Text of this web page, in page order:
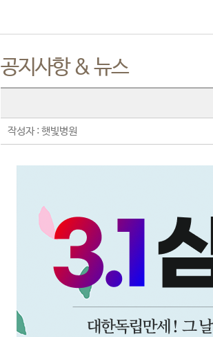
공지사항 & 뉴스
작성자 : 햇빛병원